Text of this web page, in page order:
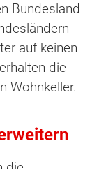
Bundesland
auf keinen
die
Wohnkeller.